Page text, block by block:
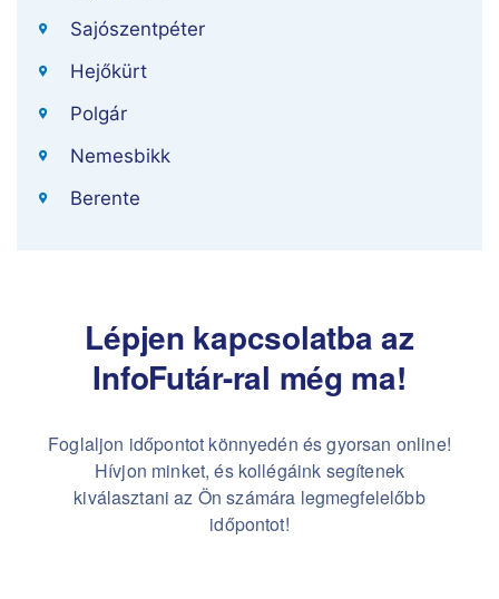
Sajószentpéter
Hejőkürt
Polgár
Nemesbikk
Berente
Lépjen kapcsolatba az
InfoFutár-ral még ma!
Foglaljon időpontot könnyedén és gyorsan online!
Hívjon minket, és kollégáink segítenek
kiválasztani az Ön számára legmegfelelőbb
időpontot!